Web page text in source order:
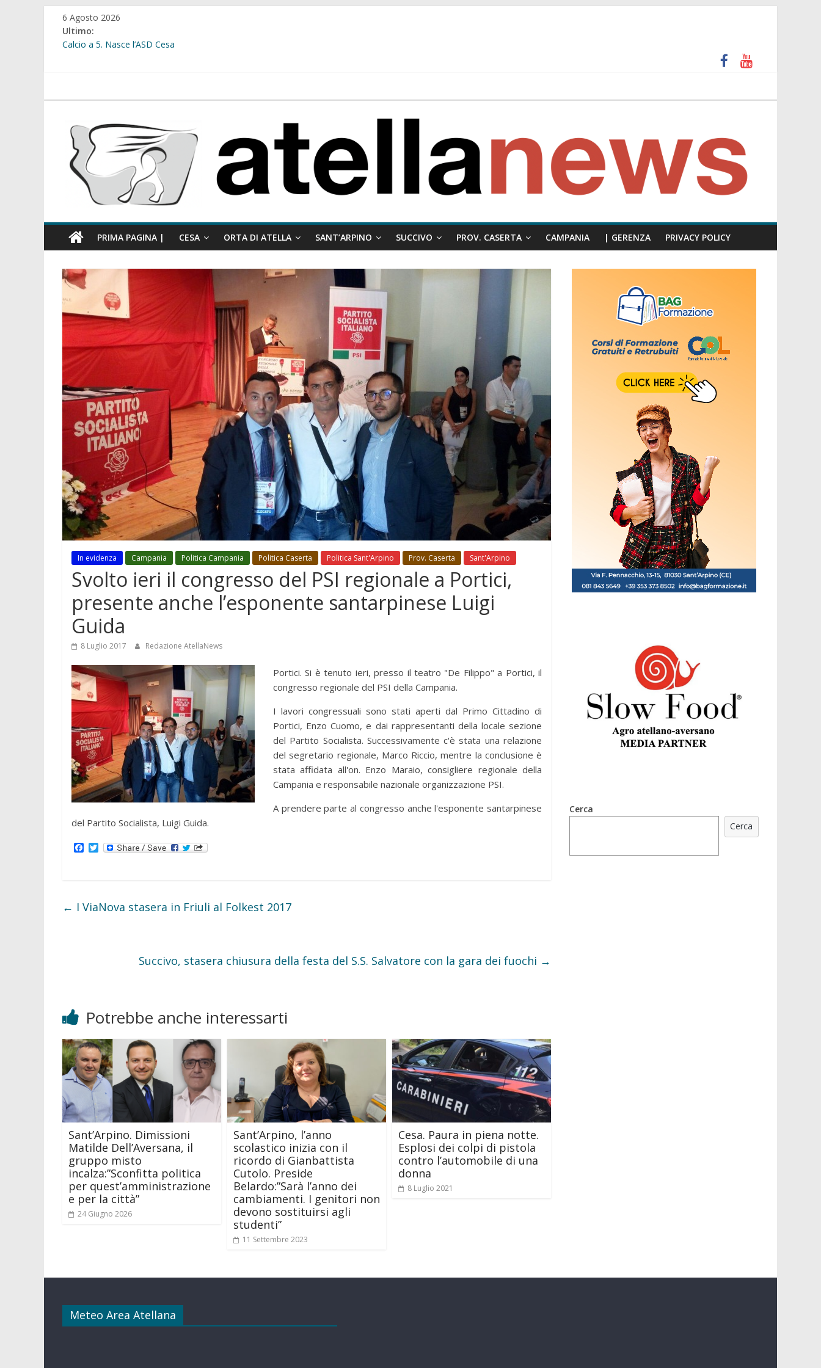
Salta
contenuto
6 Agosto 2026
Ultimo:
Calcio a 5. Nasce l’ASD Cesa
comunale”
atellanews.it
PRIMA PAGINA | CESA ORTA DI ATELLA SANT’ARPINO SUCCIVO PROV. CASERTA CAMPANIA | GERENZA PRIVACY POLICY
In evidenza Campania Politica Campania Politica Caserta Politica Sant'Arpino Prov. Caserta Sant'Arpino
Svolto ieri il congresso del PSI regionale a Portici,
presente anche l’esponente santarpinese Luigi
Guida
8 Luglio 2017 Redazione AtellaNews
Portici. Si è tenuto ieri, presso il teatro "De Filippo" a Portici, il
congresso regionale del PSI della Campania.
I lavori congressuali sono stati aperti dal Primo Cittadino di
Portici, Enzo Cuomo, e dai rappresentanti della locale sezione
del Partito Socialista. Successivamente c'è stata una relazione
del segretario regionale, Marco Riccio, mentre la conclusione è
stata affidata all'on. Enzo Maraio, consigliere regionale della
Campania e responsabile nazionale organizzazione PSI.
A prendere parte al congresso anche l'esponente santarpinese
del Partito Socialista, Luigi Guida.
o
T
r
← I ViaNova stasera in Friuli al Folkest 2017
Succivo, stasera chiusura della festa del S.S. Salvatore con la gara dei fuochi →
Potrebbe anche interessarti
Sant’Arpino. Dimissioni
Matilde Dell’Aversana, il
gruppo misto
incalza:”Sconfitta politica
per quest’amministrazione
e per la città”
24 Giugno 2026
Sant’Arpino, l’anno
scolastico inizia con il
ricordo di Gianbattista
Cutolo. Preside
Belardo:”Sarà l’anno dei
cambiamenti. I genitori non
devono sostituirsi agli
studenti”
11 Settembre 2023
Cesa. Paura in piena notte.
Esplosi dei colpi di pistola
contro l’automobile di una
donna
8 Luglio 2021
Cerca
Cerca
Meteo Area Atellana